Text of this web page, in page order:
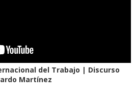
del Trabajo | Discurso
Martínez